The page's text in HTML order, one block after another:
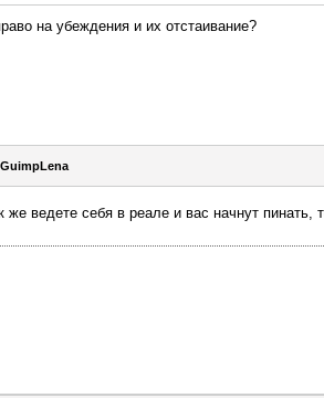
на убеждения и их отстаивание?
GuimpLena
ведете себя в реале и вас начнут пинать,